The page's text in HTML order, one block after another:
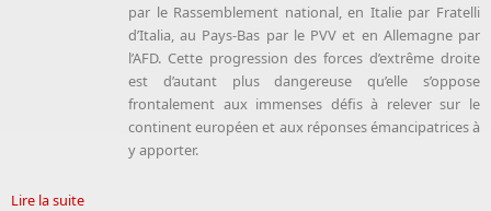
par le Rassemblement national, en Italie par Fratelli
d’Italia, au Pays-Bas par le PVV et en Allemagne par
l’AFD. Cette progression des forces d’extrême droite
est d’autant plus dangereuse qu’elle s’oppose
frontalement aux immenses défis à relever sur le
continent européen et aux réponses émancipatrices à
y apporter.
Lire la suite